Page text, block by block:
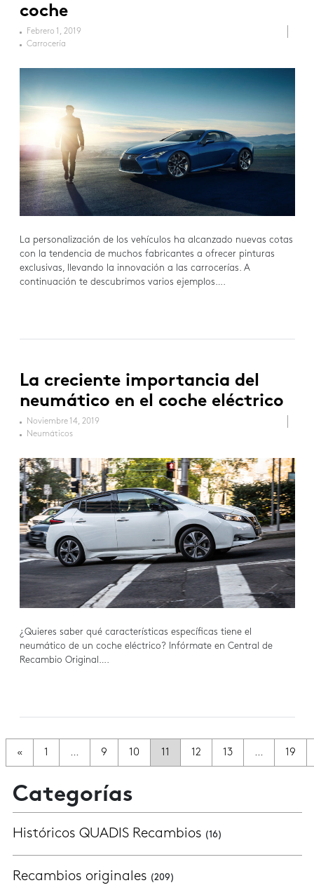
Categorías
Históricos QUADIS Recambios (16)
Recambios originales (209)
coche
Febrero 1, 2019
Carrocería
La personalización de los vehículos ha alcanzado nuevas cotas
con la tendencia de muchos fabricantes a ofrecer pinturas
exclusivas, llevando la innovación a las carrocerías. A
continuación te descubrimos varios ejemplos….
La creciente importancia del
neumático en el coche eléctrico
Noviembre 14, 2019
Neumáticos
¿Quieres saber qué características específicas tiene el
neumático de un coche eléctrico? Infórmate en Central de
Recambio Original….
Navegación de Entradas
« 1 … 9 10 11 12 13 … 19